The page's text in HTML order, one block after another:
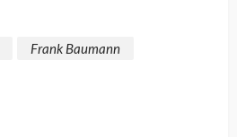
Frank Baumann